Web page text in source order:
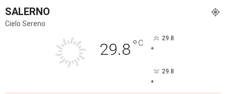
SALERNO
Cielo Sereno
29.8°C 29.8
°
29.8
°